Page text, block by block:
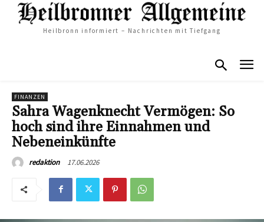
Heilbronn informiert – Nachrichten mit Tiefgang
FINANZEN
Sahra Wagenknecht Vermögen: So
hoch sind ihre Einnahmen und
Nebeneinkünfte
redaktion 17.06.2026